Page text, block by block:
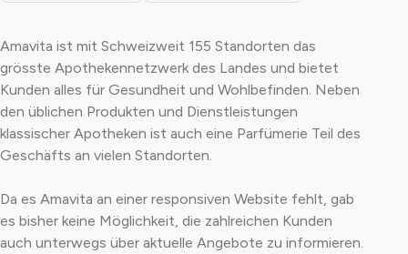
Amavita ist mit Schweizweit 155 Standorten das
grösste Apothekennetzwerk des Landes und bietet
Kunden alles für Gesundheit und Wohlbefinden. Neben
den üblichen Produkten und Dienstleistungen
klassischer Apotheken ist auch eine Parfümerie Teil des
Geschäfts an vielen Standorten.
Da es Amavita an einer responsiven Website fehlt, gab
es bisher keine Möglichkeit, die zahlreichen Kunden
auch unterwegs über aktuelle Angebote zu informieren.